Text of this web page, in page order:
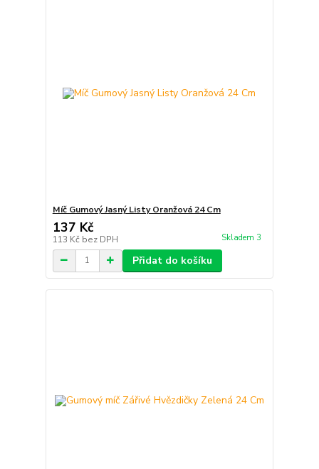
Míč Gumový Jasný Listy Oranžová 24 Cm
137 Kč
113 Kč bez DPH Skladem 3
Přidat do košíku